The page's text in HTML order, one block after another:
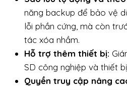
năng backup để bảo vệ
lỗi phần cứng, mà còn
tác xóa nhầm.
Hỗ trợ thêm thiết bị:
SD công nghiệp và thiết
Quyền truy cập nâng